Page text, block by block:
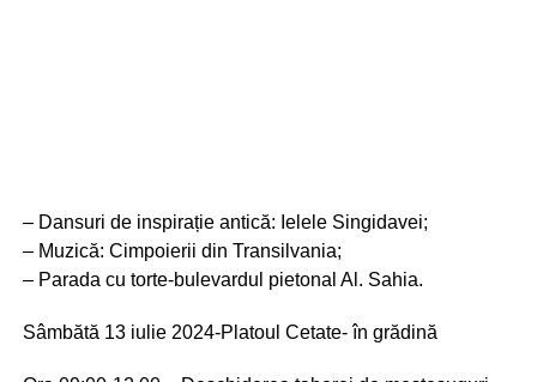
– Dansuri de inspirație antică: Ielele Singidavei;
– Muzică: Cimpoierii din Transilvania;
– Parada cu torte-bulevardul pietonal Al. Sahia.
Sâmbătă 13 iulie 2024-Platoul Cetate- în grădină